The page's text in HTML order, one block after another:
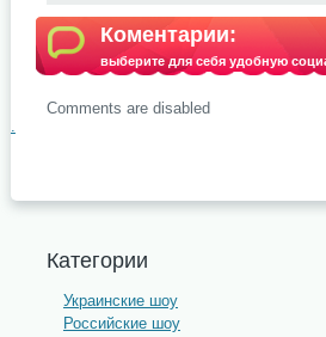
Коментарии:
выберите для себя удобную
Comments are disabled
.
Категории
Украинские шоу
Российские шоу